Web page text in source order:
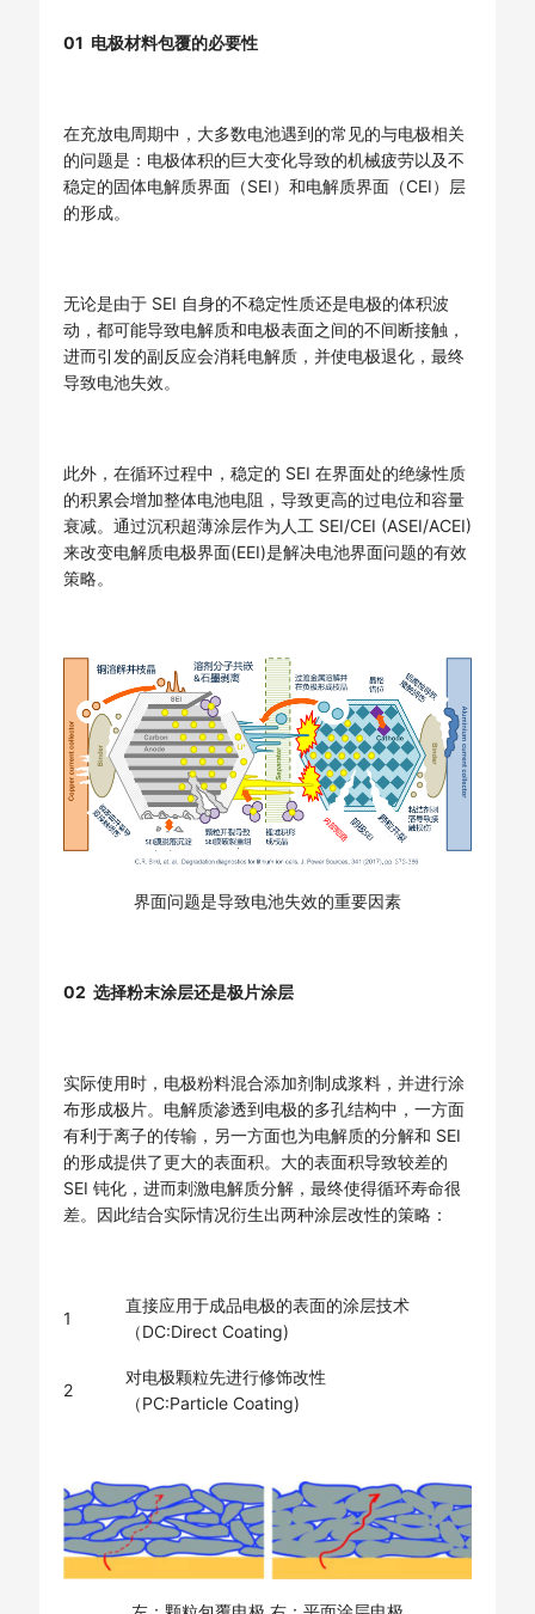
01 电极材料包覆的必要性
在充放电周期中，大多数电池遇到的常见的与电极相关
的问题是：电极体积的巨大变化导致的机械疲劳以及不
稳定的固体电解质界面（SEI）和电解质界面（CEI）层
的形成。
无论是由于 SEI 自身的不稳定性质还是电极的体积波
动，都可能导致电解质和电极表面之间的不间断接触，
进而引发的副反应会消耗电解质，并使电极退化，最终
导致电池失效。
此外，在循环过程中，稳定的 SEI 在界面处的绝缘性质
的积累会增加整体电池电阻，导致更高的过电位和容量
衰减。通过沉积超薄涂层作为人工 SEI/CEI (ASEI/ACEI)
来改变电解质电极界面(EEI)是解决电池界面问题的有效
策略。
界面问题是导致电池失效的重要因素
02 选择粉末涂层还是极片涂层
实际使用时，电极粉料混合添加剂制成浆料，并进行涂
布形成极片。电解质渗透到电极的多孔结构中，一方面
有利于离子的传输，另一方面也为电解质的分解和 SEI
的形成提供了更大的表面积。大的表面积导致较差的
SEI 钝化，进而刺激电解质分解，最终使得循环寿命很
差。因此结合实际情况衍生出两种涂层改性的策略：
1
直接应用于成品电极的表面的涂层技术
（DC:Direct Coating)
2
对电极颗粒先进行修饰改性
（PC:Particle Coating)